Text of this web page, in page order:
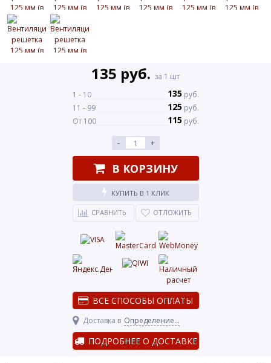
135 руб. за 1 шт
1 - 10
135 руб.
11 - 99
125 руб.
От 100
115 руб.
- +
В КОРЗИНУ
КУПИТЬ В 1 КЛИК
СРАВНИТЬ ОТЛОЖИТЬ
ВСЕ СПОСОБЫ ОПЛАТЫ
Доставка в Определение...
ПОДРОБНЕЕ О ДОСТАВКЕ